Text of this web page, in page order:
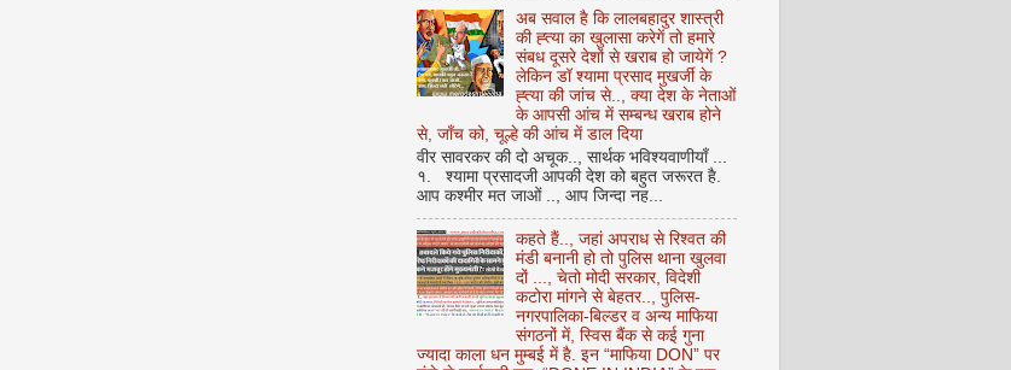
अब सवाल है कि लालबहादुर शास्त्री
की ह्त्या का खुलासा करेगें तो हमारे
संबध दूसरे देशों से खराब हो जायेगें ?
लेकिन डॉ श्यामा प्रसाद मुखर्जी के
ह्त्या की जांच से.., क्या देश के नेताओं
के आपसी आंच में सम्बन्ध खराब होने
से, जाँच को, चूल्हे की आंच में डाल दिया
वीर सावरकर की दो अचूक.., सार्थक भविश्यवाणीयाँ ...
१. श्यामा प्रसादजी आपकी देश को बहुत जरूरत है.
आप कश्मीर मत जाओं .., आप जिन्दा नह...
कहते हैं.., जहां अपराध से रिश्वत की
मंडी बनानी हो तो पुलिस थाना खुलवा
दों ..., चेतो मोदी सरकार, विदेशी
कटोरा मांगने से बेहतर.., पुलिस-
नगरपालिका-बिल्डर व अन्य माफिया
संगठनों में, स्विस बैंक से कई गुना
ज्यादा काला धन मुम्बई में है. इन “माफिया DON” पर